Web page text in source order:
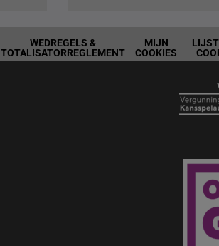
WEDREGELS &
TOTALISATORREGLEMENT
MIJN
COOKIES